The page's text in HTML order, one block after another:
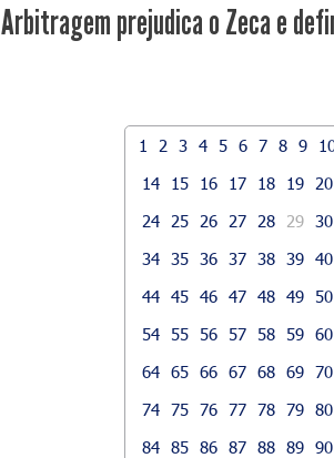
Arbitragem prejudica o Zeca e
1 2 3 4 5 6 7 8 9
14
15 16 17 18 19 20
24
25 26 27 28 29 30
34 35 36 37 38 39 40
44 45 46 47 48 49 50
54 55 56 57 58 59 60
64 65 66 67 68 69 70
74 75 76 77 78 79 80
84 85 86 87 88 89 90